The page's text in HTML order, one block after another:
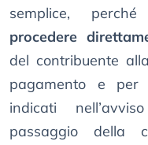
semplice,
procedere
del contribuente
pagamento e per
indicati
passaggio della